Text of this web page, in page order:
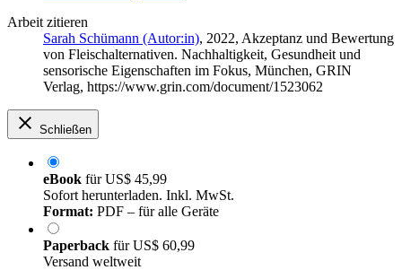
Arbeit zitieren
Sarah Schümann (Autor:in), 2022, Akzeptanz und Bewertung
von Fleischalternativen. Nachhaltigkeit, Gesundheit und
sensorische Eigenschaften im Fokus, München, GRIN
Verlag, https://www.grin.com/document/1523062
Schließen
eBook fürUS$ 45,99
Sofort herunterladen. Inkl. MwSt.
Format: PDF – für alle Geräte
Paperback fürUS$ 60,99
Versand weltweit